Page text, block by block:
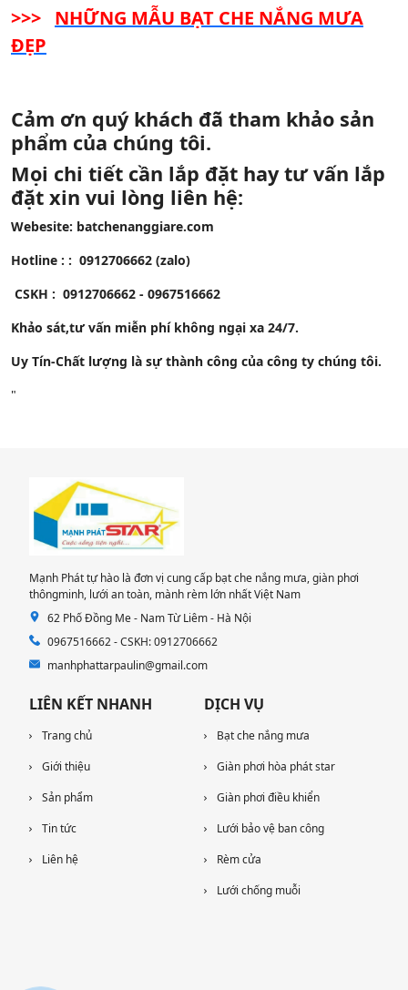
>>> NHỮNG MẪU BẠT CHE NẮNG MƯA
ĐẸP
Cảm ơn quý khách đã tham khảo sản
phẩm của chúng tôi.
Mọi chi tiết cần lắp đặt hay tư vấn lắp
đặt xin vui lòng liên hệ:
Webesite: batchenanggiare.com
Hotline : : 0912706662 (zalo)
CSKH : 0912706662 - 0967516662
Khảo sát,tư vấn miễn phí không ngại xa 24/7.
Uy Tín-Chất lượng là sự thành công của công ty chúng tôi.
"
Mạnh Phát tự hào là đơn vị cung cấp bạt che nắng mưa, giàn phơi
thôngminh, lưới an toàn, mành rèm lớn nhất Việt Nam
62 Phố Đồng Me - Nam Từ Liêm - Hà Nội
0967516662 - CSKH: 0912706662
manhphattarpaulin@gmail.com
LIÊN KẾT NHANH
Trang chủ
Giới thiệu
Sản phẩm
Tin tức
Liên hệ
DỊCH VỤ
Bạt che nắng mưa
Giàn phơi hòa phát star
Giàn phơi điều khiển
Lưới bảo vệ ban công
Rèm cửa
Lưới chống muỗi